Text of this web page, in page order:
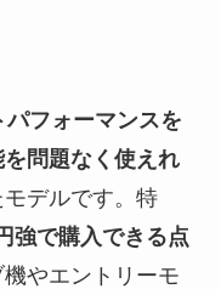
パフォーマンスを
問題なく使えれ
デルです。特
強で購入できる点
やエントリーモ